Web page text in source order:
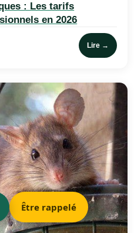
: Les tarifs
en 2026
Lire →